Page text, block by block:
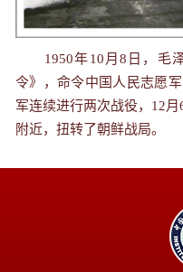
1950年10月8日，毛泽
令》，命令中国人民志愿
军连续进行两次战役，12
附近，扭转了朝鲜战局。